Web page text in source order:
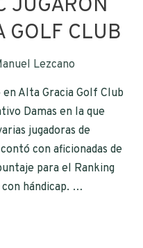
JUGARON
GOLF CLUB
Lezcano
en Alta Gracia Golf Club
Damas en la que
jugadoras de
con aficionadas de
para el Ranking
hándicap. …